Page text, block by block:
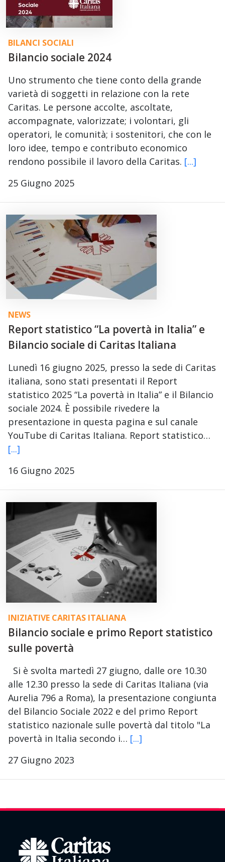
BILANCI SOCIALI
Bilancio sociale 2024
Uno strumento che tiene conto della grande
varietà di soggetti in relazione con la rete
Caritas. Le persone accolte, ascoltate,
accompagnate, valorizzate; i volontari, gli
operatori, le comunità; i sostenitori, che con le
loro idee, tempo e contributo economico
rendono possibile il lavoro della Caritas. [...]
25 Giugno 2025
NEWS
Report statistico “La povertà in Italia” e
Bilancio sociale di Caritas Italiana
Lunedì 16 giugno 2025, presso la sede di Caritas
italiana, sono stati presentati il Report
statistico 2025 “La povertà in Italia” e il Bilancio
sociale 2024. È possibile rivedere la
presentazione in questa pagina e sul canale
YouTube di Caritas Italiana. Report statistico…
[...]
16 Giugno 2025
INIZIATIVE CARITAS ITALIANA
Bilancio sociale e primo Report statistico
sulle povertà
Si è svolta martedì 27 giugno, dalle ore 10.30
alle 12.30 presso la sede di Caritas Italiana (via
Aurelia 796 a Roma), la presentazione congiunta
del Bilancio Sociale 2022 e del primo Report
statistico nazionale sulle povertà dal titolo "La
povertà in Italia secondo i… [...]
27 Giugno 2023